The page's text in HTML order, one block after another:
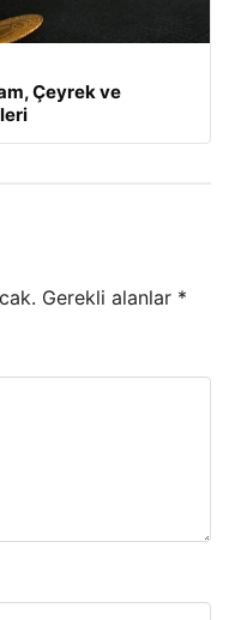
Çeyrek ve
Gerekli alanlar *